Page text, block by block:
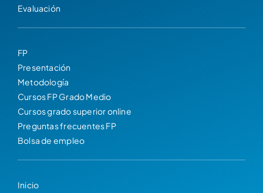
Evaluación
FP
Presentación
Metodología
Cursos FP Grado Medio
Cursos grado superior online
Preguntas frecuentes FP
Bolsa de empleo
Inicio